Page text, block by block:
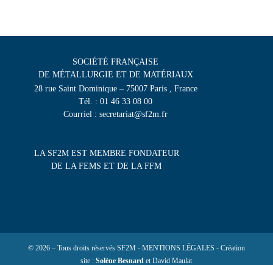
SOCIÉTÉ FRANÇAISE
DE MÉTALLURGIE ET DE MATÉRIAUX
28 rue Saint Dominique – 75007 Paris , France
Tél. : 01 46 33 08 00
Courriel : secretariat@sf2m.fr
LA SF2M EST MEMBRE FONDATEUR
DE LA FEMS ET DE LA FFM
© 2026 – Tous droits réservés SF2M - MENTIONS LÉGALES - Création
site :Solène Besnard et David Maulat